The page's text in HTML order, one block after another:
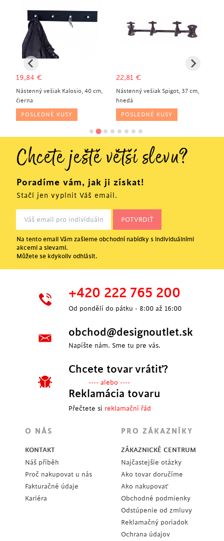
19,84 €
Nástenný vešiak Kalosio, 40 cm,
čierna
POSLEDNÉ KUSY
22,81 €
Nástenný vešiak Spigot, 37 cm,
hnedá
POSLEDNÉ KUSY
Chcete ještě větší slevu?
Poradíme vám, jak ji získat!
Stačí jen vyplnit Váš email.
Na tento email Vám zašleme obchodní nabídky s individuálními
akcemi a slevami.
Můžete se kdykoliv odhlásit.
+420 222 765 200
Od pondělí do pátku - 8:00 až 16:00
obchod@designoutlet.sk
Napíšte nám. Sme tu pre vás.
Chcete tovar vrátiť?
---- alebo ----
Reklamácia tovaru
Přečtete si reklamační řád
O NÁS
KONTAKT
Náš příběh
Proč nakupovat u nás
Fakturačné údaje
Kariéra
PRO ZÁKAZNÍKY
ZÁKAZNICKÉ CENTRUM
Najčastejšie otázky
Ako tovar doručíme
Ako nakupovať
Obchodné podmienky
Odstúpenie od zmluvy
Reklamačný poriadok
Ochrana údajov